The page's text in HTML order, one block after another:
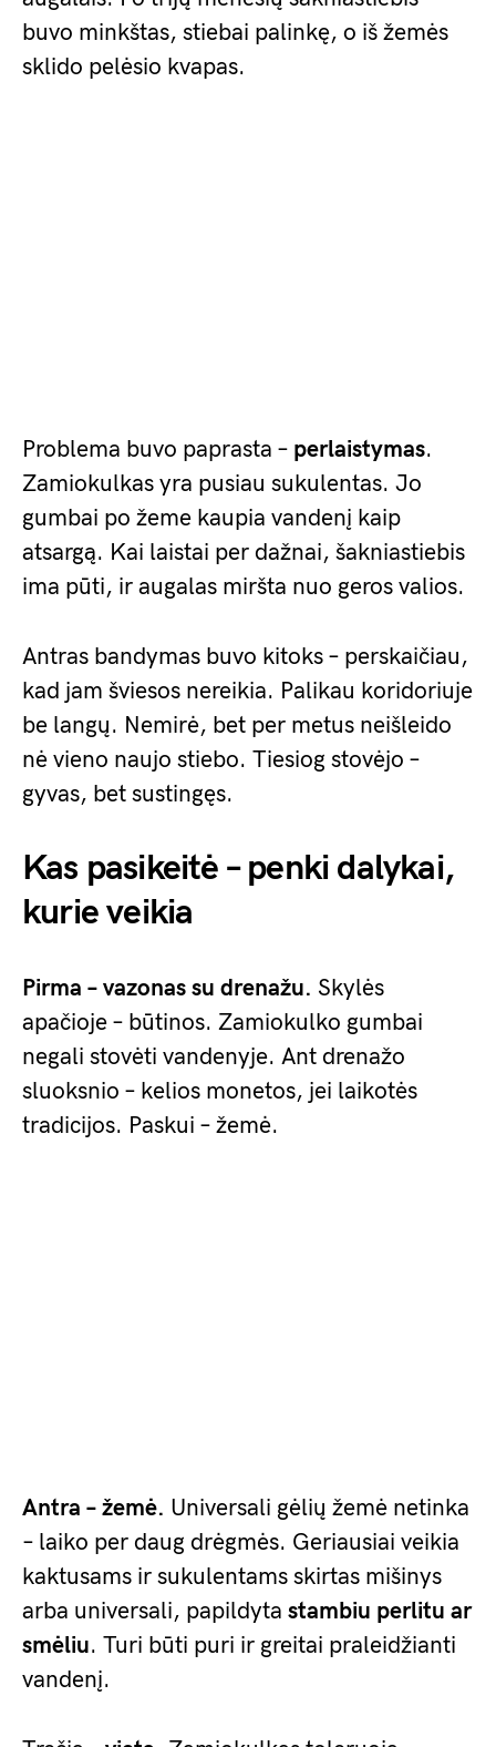
buvo minkštas, stiebai palinkę, o iš žemės
sklido pelėsio kvapas.
Problema buvo paprasta – perlaistymas.
Zamiokulkas yra pusiau sukulentas. Jo
gumbai po žeme kaupia vandenį kaip
atsargą. Kai laistai per dažnai, šakniastiebis
ima pūti, ir augalas miršta nuo geros valios.
Antras bandymas buvo kitoks – perskaičiau,
kad jam šviesos nereikia. Palikau koridoriuje
be langų. Nemirė, bet per metus neišleido
nė vieno naujo stiebo. Tiesiog stovėjo –
gyvas, bet sustingęs.
Kas pasikeitė – penki dalykai,
kurie veikia
Pirma – vazonas su drenažu. Skylės
apačioje – būtinos. Zamiokulko gumbai
negali stovėti vandenyje. Ant drenažo
sluoksnio – kelios monetos, jei laikotės
tradicijos. Paskui – žemė.
Antra – žemė. Universali gėlių žemė netinka
– laiko per daug drėgmės. Geriausiai veikia
kaktusams ir sukulentams skirtas mišinys
arba universali, papildyta stambiu perlitu ar
smėliu. Turi būti puri ir greitai praleidžianti
vandenį.